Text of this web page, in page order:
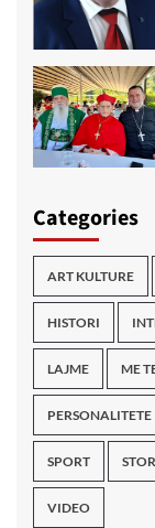
Categories
ART KULTURE
HISTORI
LAJME ME
PERSONALITETE
SPORT
VIDEO